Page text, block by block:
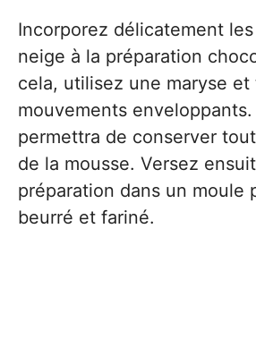
Incorporez délicatement
neige à la préparation
cela, utilisez une maryse et
mouvements enveloppants.
permettra de conserver
de la mousse. Versez
préparation dans un moule
beurré et fariné.